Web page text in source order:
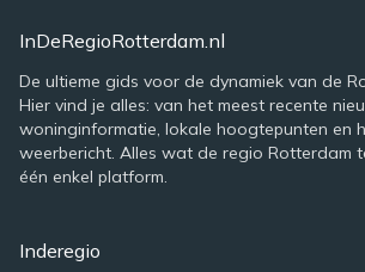
InDeRegioRotterdam.nl
De ultieme gids voor de dynamiek van de
Hier vind je alles: van het meest recente
woninginformatie, lokale hoogtepunten en
weerbericht. Alles wat de regio Rotterdam
één enkel platform.
Inderegio